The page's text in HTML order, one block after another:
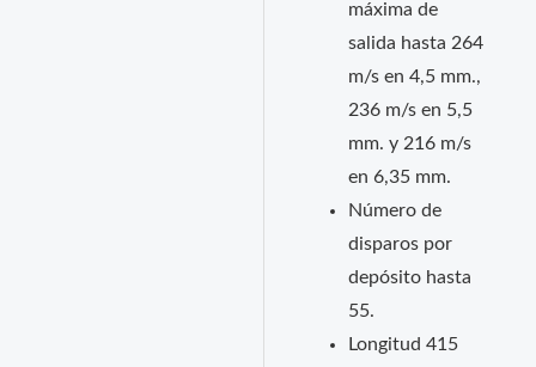
máxima de
salida hasta 264
m/s en 4,5 mm.,
236 m/s en 5,5
mm. y 216 m/s
en 6,35 mm.
Número de
disparos por
depósito hasta
55.
Longitud 415